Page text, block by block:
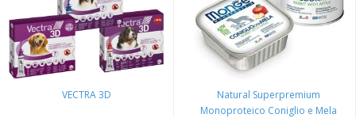
VECTRA 3D
Natural Superpremium
Monoproteico Coniglio e Mela